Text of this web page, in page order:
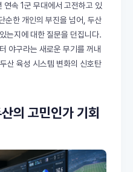
속 1군 무대에서 고전하고 있
순한 개인의 부진을 넘어, 두산
는지에 대한 질문을 던집니다.
야구라는 새로운 무기를 꺼내
산 육성 시스템 변화의 신호탄
의 고민인가 기회